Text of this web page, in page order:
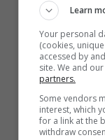
Learn
Your personal
(cookies,
accessed by
site. We and
partners.
Some vendors
interest, which
for a link at the
withdraw